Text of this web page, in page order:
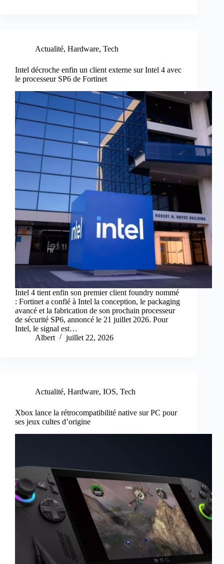
Actualité, Hardware, Tech
Intel décroche enfin un client externe sur Intel 4 avec
le processeur SP6 de Fortinet
Intel 4 tient enfin son premier client foundry nommé
: Fortinet a confié à Intel la conception, le packaging
avancé et la fabrication de son prochain processeur
de sécurité SP6, annoncé le 21 juillet 2026. Pour
Intel, le signal est…
Albert
juillet 22, 2026
Actualité, Hardware, IOS, Tech
Xbox lance la rétrocompatibilité native sur PC pour
ses jeux cultes d’origine